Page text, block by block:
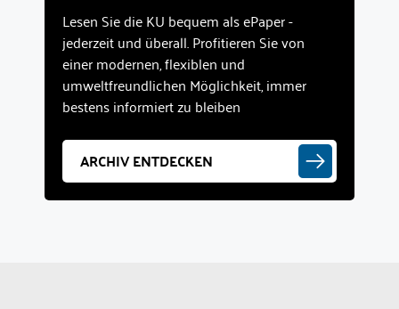
Lesen Sie die KU bequem als ePaper -
jederzeit und überall. Profitieren Sie von
einer modernen, flexiblen und
umweltfreundlichen Möglichkeit, immer
bestens informiert zu bleiben
ARCHIV ENTDECKEN